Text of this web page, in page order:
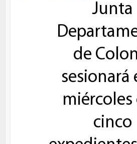
Junta
de
sesionará
miércoles
cinco